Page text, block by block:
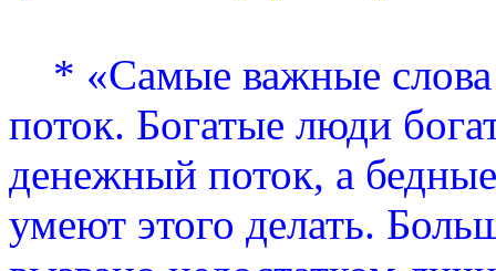
* «Самые важные слова
поток. Богатые люди
денежный поток, а
умеют этого делать.